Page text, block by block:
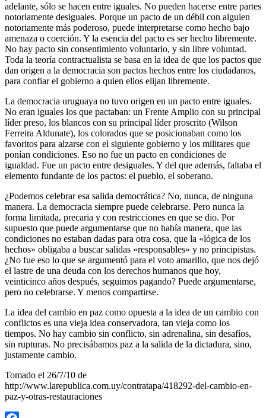
adelante, sólo se hacen entre iguales. No pueden hacerse entre partes
notoriamente desiguales. Porque un pacto de un débil con alguien
notoriamente más poderoso, puede interpretarse como hecho bajo
amenaza o coerción. Y la esencia del pacto es ser hecho libremente.
No hay pacto sin consentimiento voluntario, y sin libre voluntad.
Toda la teoría contractualista se basa en la idea de que los pactos que
dan origen a la democracia son pactos hechos entre los ciudadanos,
para confiar el gobierno a quien ellos elijan libremente.
La democracia uruguaya no tuvo origen en un pacto entre iguales.
No eran iguales los que pactaban: un Frente Amplio con su principal
líder preso, los blancos con su principal líder proscrito (Wilson
Ferreira Aldunate), los colorados que se posicionaban como los
favoritos para alzarse con el siguiente gobierno y los militares que
ponían condiciones. Eso no fue un pacto en condiciones de
igualdad. Fue un pacto entre desiguales. Y del que además, faltaba el
elemento fundante de los pactos: el pueblo, el soberano.
¿Podemos celebrar esa salida democrática? No, nunca, de ninguna
manera. La democracia siempre puede celebrarse. Pero nunca la
forma limitada, precaria y con restricciones en que se dio. Por
supuesto que puede argumentarse que no había manera, que las
condiciones no estaban dadas para otra cosa, que la «lógica de los
hechos» obligaba a buscar salidas «responsables» y no principistas.
¿No fue eso lo que se argumentó para el voto amarillo, que nos dejó
el lastre de una deuda con los derechos humanos que hoy,
veinticinco años después, seguimos pagando? Puede argumentarse,
pero no celebrarse. Y menos compartirse.
La idea del cambio en paz como opuesta a la idea de un cambio con
conflictos es una vieja idea conservadora, tan vieja como los
tiempos. No hay cambio sin conflicto, sin adrenalina, sin desafíos,
sin rupturas. No precisábamos paz a la salida de la dictadura, sino,
justamente cambio.
Tomado el 26/7/10 de
http://www.larepublica.com.uy/contratapa/418292-del-cambio-en-
paz-y-otras-restauraciones